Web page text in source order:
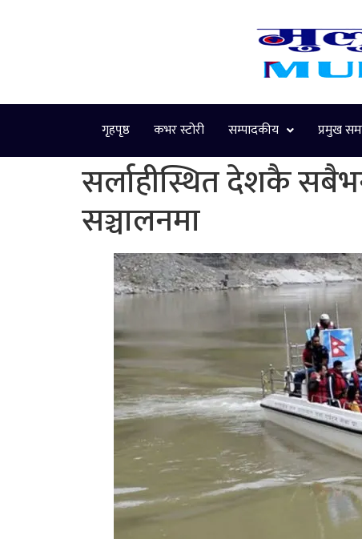
गृहपृष्ठ कभर स्टोरी सम्पादकीय प्रमुख
सर्लाहीस्थित देशकै
सञ्चालनमा